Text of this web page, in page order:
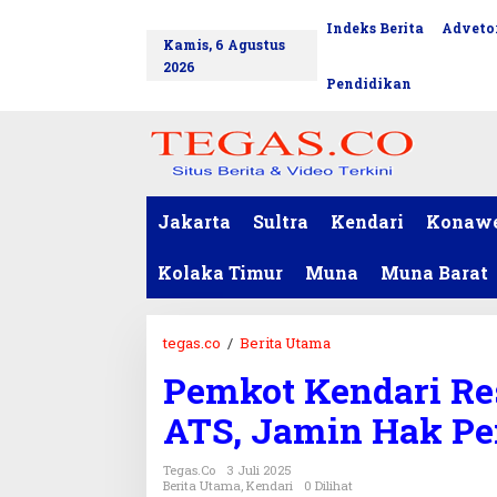
Kamis, 6 Agustus
2026
Indeks Berita
Pendidikan
Jakarta Sultra Kendari
Kolaka Timur Muna Muna Barat
tegas.co / Berita Utama
m
k
o
Pemkot Kendari
ATS, Jamin Hak
Tegas.co
3 Juli 2025
Berita Utama, Kendari 0 Dilihat